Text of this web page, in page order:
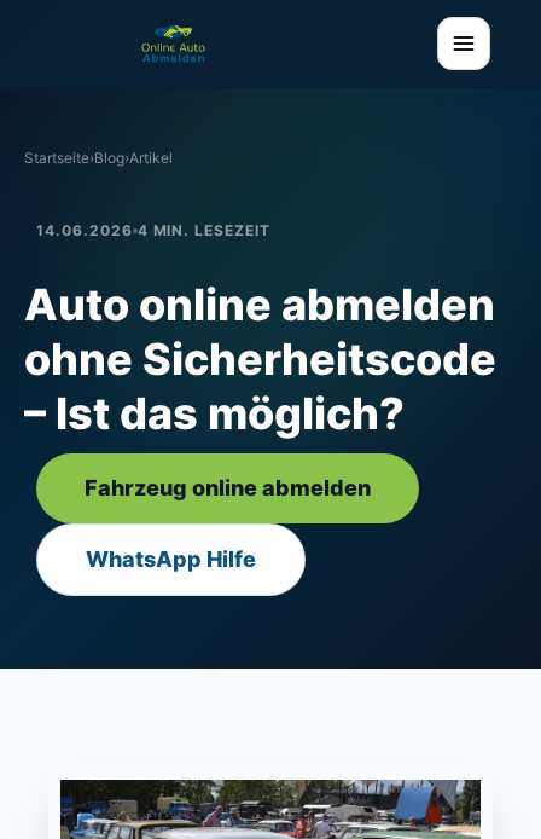
Startseite›Blog›Artikel
14.06.2026 4 MIN. LESEZEIT
Auto online abmelden
ohne Sicherheitscode
– Ist das möglich?
Fahrzeug online abmelden
WhatsApp Hilfe